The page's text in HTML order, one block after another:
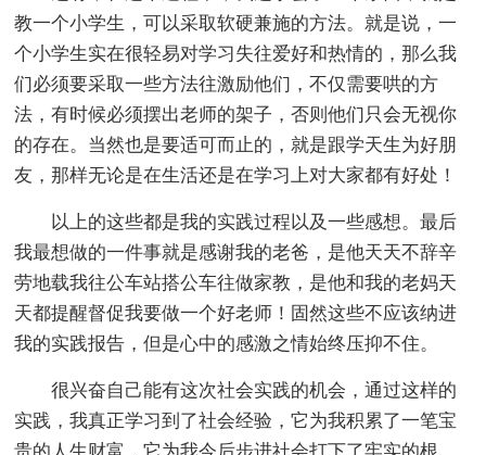
教一个小学生，可以采取软硬兼施的方法。就是说，一
个小学生实在很轻易对学习失往爱好和热情的，那么我
们必须要采取一些方法往激励他们，不仅需要哄的方
法，有时候必须摆出老师的架子，否则他们只会无视你
的存在。当然也是要适可而止的，就是跟学天生为好朋
友，那样无论是在生活还是在学习上对大家都有好处！
以上的这些都是我的实践过程以及一些感想。最后
我最想做的一件事就是感谢我的老爸，是他天天不辞辛
劳地载我往公车站搭公车往做家教，是他和我的老妈天
天都提醒督促我要做一个好老师！固然这些不应该纳进
我的实践报告，但是心中的感激之情始终压抑不住。
很兴奋自己能有这次社会实践的机会，通过这样的
实践，我真正学习到了社会经验，它为我积累了一笔宝